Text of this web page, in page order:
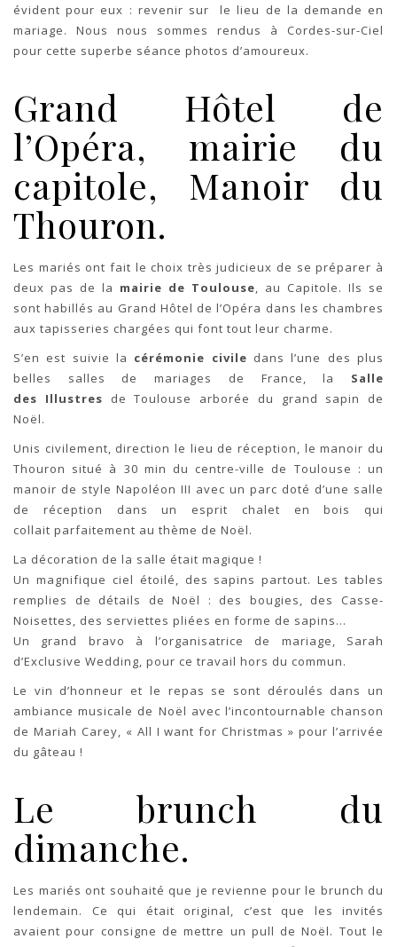
évident pour eux : revenir sur le lieu de la demande en
mariage. Nous nous sommes rendus à Cordes-sur-Ciel
pour cette superbe séance photos d’amoureux.
Grand Hôtel de
l’Opéra, mairie du
capitole, Manoir du
Thouron.
Les mariés ont fait le choix très judicieux de se préparer à
deux pas de la mairie de Toulouse, au Capitole. Ils se
sont habillés au Grand Hôtel de l’Opéra dans les chambres
aux tapisseries chargées qui font tout leur charme.
S’en est suivie la cérémonie civile dans l’une des plus
belles salles de mariages de France, la Salle
des Illustres de Toulouse arborée du grand sapin de
Noël.
Unis civilement, direction le lieu de réception, le manoir du
Thouron situé à 30 min du centre-ville de Toulouse : un
manoir de style Napoléon III avec un parc doté d’une salle
de réception dans un esprit chalet en bois qui
collait parfaitement au thème de Noël.
La décoration de la salle était magique !
Un magnifique ciel étoilé, des sapins partout. Les tables
remplies de détails de Noël : des bougies, des Casse-
Noisettes, des serviettes pliées en forme de sapins…
Un grand bravo à l’organisatrice de mariage, Sarah
d’Exclusive Wedding, pour ce travail hors du commun.
Le vin d’honneur et le repas se sont déroulés dans un
ambiance musicale de Noël avec l’incontournable chanson
de Mariah Carey, « All I want for Christmas » pour l’arrivée
du gâteau !
Le brunch du
dimanche.
Les mariés ont souhaité que je revienne pour le brunch du
lendemain. Ce qui était original, c’est que les invités
avaient pour consigne de mettre un pull de Noël. Tout le